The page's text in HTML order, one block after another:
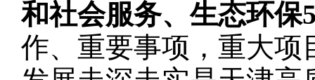
和社会服务、生态环保
作、重要事项，重大项